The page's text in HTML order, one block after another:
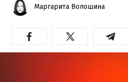
Маргарита Волошина